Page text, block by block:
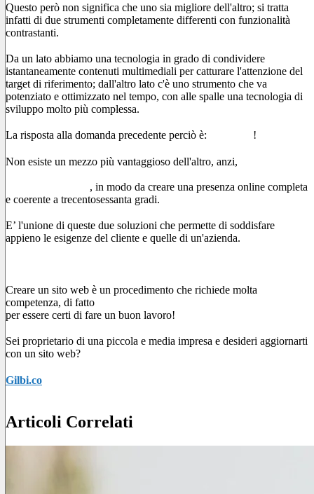
Questo però non significa che uno sia migliore dell'altro; si tratta
infatti di due strumenti completamente differenti con funzionalità
contrastanti.
Da un lato abbiamo una tecnologia in grado di condividere
istantaneamente contenuti multimediali per catturare l'attenzione del
target di riferimento; dall'altro lato c'è uno strumento che va
potenziato e ottimizzato nel tempo, con alle spalle una tecnologia di
sviluppo molto più complessa.
La risposta alla domanda precedente perciò è: !
Non esiste un mezzo più vantaggioso dell'altro, anzi,
, in modo da creare una presenza online completa
e coerente a trecentosessanta gradi.
E’ l'unione di queste due soluzioni che permette di soddisfare
appieno le esigenze del cliente e quelle di un'azienda.
Creare un sito web è un procedimento che richiede molta
competenza, di fatto
per essere certi di fare un buon lavoro!
Sei proprietario di una piccola e media impresa e desideri aggiornarti
con un sito web?
Gilbi.co
Articoli Correlati